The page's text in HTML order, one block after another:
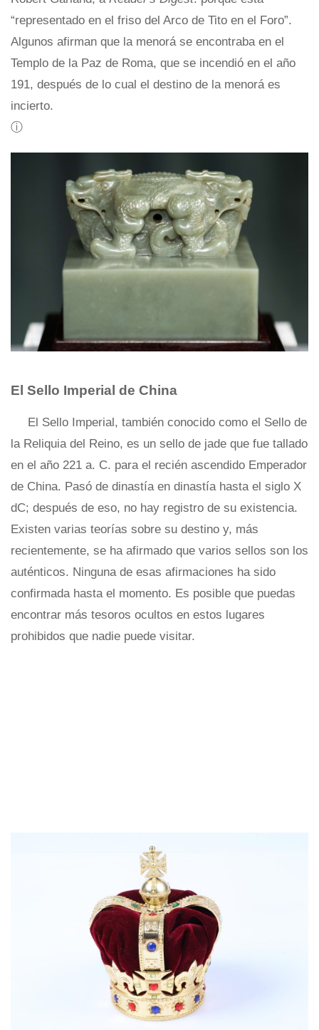
“representado en el friso del Arco de Tito en el Foro”.
Algunos afirman que la menorá se encontraba en el
Templo de la Paz de Roma, que se incendió en el año
191, después de lo cual el destino de la menorá es
incierto.
ⓘ
El Sello Imperial de China
El Sello Imperial, también conocido como el Sello de
la Reliquia del Reino, es un sello de jade que fue tallado
en el año 221 a. C. para el recién ascendido Emperador
de China. Pasó de dinastía en dinastía hasta el siglo X
dC; después de eso, no hay registro de su existencia.
Existen varias teorías sobre su destino y, más
recientemente, se ha afirmado que varios sellos son los
auténticos. Ninguna de esas afirmaciones ha sido
confirmada hasta el momento. Es posible que puedas
encontrar más tesoros ocultos en estos lugares
prohibidos que nadie puede visitar.